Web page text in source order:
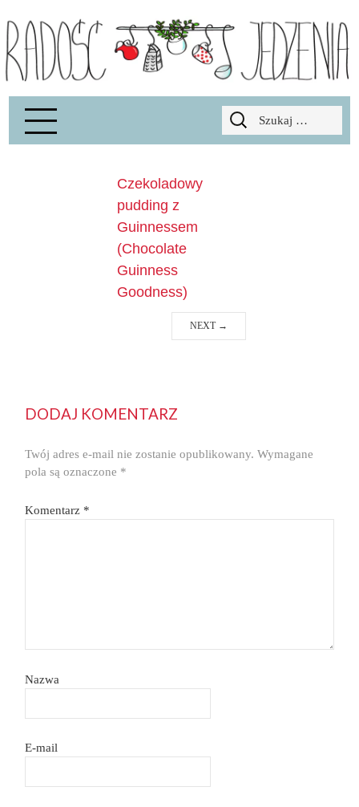
Radość Jedzenia – blog kulinarny
Szukaj:
Czekoladowy
pudding z
Guinnessem
(Chocolate
Guinness
Goodness)
NEXT →
DODAJ KOMENTARZ
Twój adres e-mail nie zostanie opublikowany. Wymagane
pola są oznaczone *
Komentarz *
Nazwa
E-mail